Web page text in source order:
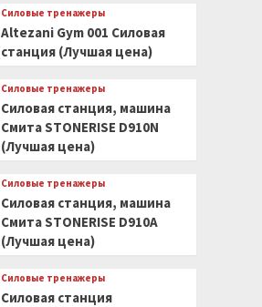
Силовые тренажеры
Altezani Gym 001 Силовая
станция (Лучшая цена)
Силовые тренажеры
Силовая станция, машина
Смита STONERISE D910N
(Лучшая цена)
Силовые тренажеры
Силовая станция, машина
Смита STONERISE D910A
(Лучшая цена)
Силовые тренажеры
Силовая станция